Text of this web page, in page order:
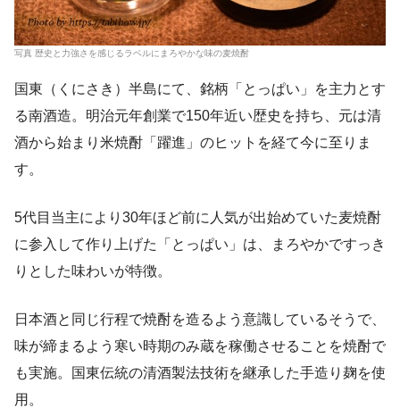
写真 歴史と力強さを感じるラベルにまろやかな味の麦焼酎
国東（くにさき）半島にて、銘柄「とっぱい」を主力とす
る南酒造。明治元年創業で150年近い歴史を持ち、元は清
酒から始まり米焼酎「躍進」のヒットを経て今に至りま
す。
5代目当主により30年ほど前に人気が出始めていた麦焼酎
に参入して作り上げた「とっぱい」は、まろやかですっき
りとした味わいが特徴。
日本酒と同じ行程で焼酎を造るよう意識しているそうで、
味が締まるよう寒い時期のみ蔵を稼働させることを焼酎で
も実施。国東伝統の清酒製法技術を継承した手造り麹を使
用。